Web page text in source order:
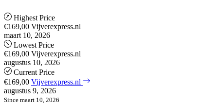
Highest Price
€169,00 Vijverexpress.nl
maart 10, 2026
Lowest Price
€169,00 Vijverexpress.nl
augustus 10, 2026
Current Price
€169,00 Vijverexpress.nl
augustus 9, 2026
Since maart 10, 2026